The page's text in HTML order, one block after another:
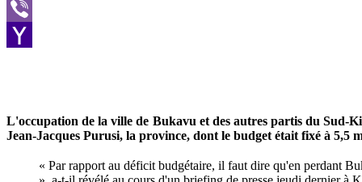
Message
Viber
L'occupation de la ville de Bukavu et des autres partis du Sud-
Jean-Jacques Purusi, la province, dont le budget était fixé à 5,5
« Par rapport au déficit budgétaire, il faut dire qu'en perdant